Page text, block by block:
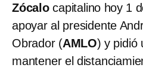
Zócalocapitalino hoy 1
apoyar al presidente
Obrador (AMLO) y pidió
mantener el